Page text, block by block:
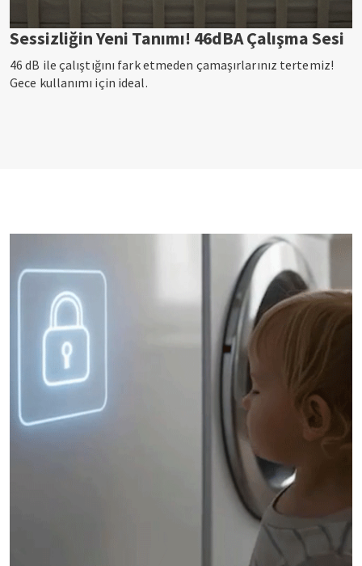
Sessizliğin Yeni Tanımı! 46dBA Çalışma Sesi
46 dB ile çalıştığını fark etmeden çamaşırlarınız tertemiz!
Gece kullanımı için ideal.